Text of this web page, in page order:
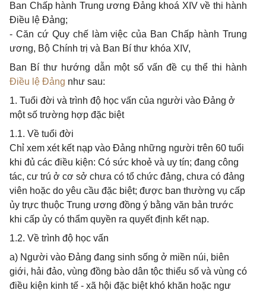
Ban Chấp hành Trung ương Đảng khoá XIV về thi hành
Điều lệ Đảng;
- Căn cứ Quy chế làm việc của Ban Chấp hành Trung
ương, Bộ Chính trị và Ban Bí thư khóa XIV,
Ban Bí thư hướng dẫn một số vấn đề cụ thể thi hành
Điều lệ Đảng như sau:
1. Tuổi đời và trình độ học vấn của người vào Đảng ở
một số trường hợp đặc biệt
1.1. Về tuổi đời
Chỉ xem xét kết nạp vào Đảng những người trên 60 tuổi
khi đủ các điều kiện: Có sức khoẻ và uy tín; đang công
tác, cư trú ở cơ sở chưa có tổ chức đảng, chưa có đảng
viên hoặc do yêu cầu đặc biệt; được ban thường vụ cấp
ủy trực thuộc Trung ương đồng ý bằng văn bản trước
khi cấp ủy có thẩm quyền ra quyết định kết nạp.
1.2. Về trình độ học vấn
a) Người vào Đảng đang sinh sống ở miền núi, biên
giới, hải đảo, vùng đồng bào dân tộc thiểu số và vùng có
điều kiện kinh tế - xã hội đặc biệt khó khăn hoặc ngư